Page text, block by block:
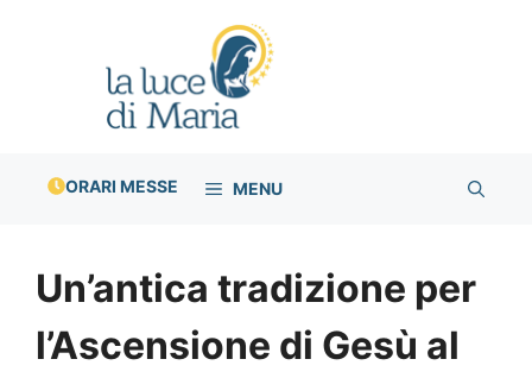
ORARI MESSE MENU
Un’antica tradizione per
l’Ascensione di Gesù al